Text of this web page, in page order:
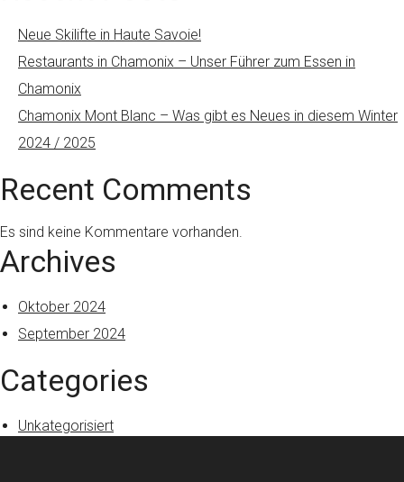
Neue Skilifte in Haute Savoie!
Restaurants in Chamonix – Unser Führer zum Essen in
Chamonix
Chamonix Mont Blanc – Was gibt es Neues in diesem Winter
2024 / 2025
Recent Comments
Es sind keine Kommentare vorhanden.
Archives
Oktober 2024
September 2024
Categories
Unkategorisiert